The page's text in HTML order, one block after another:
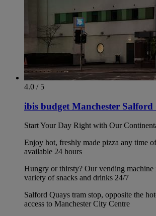
4.0 / 5
ibis budget Manchester Salford
Start Your Day Right with Our
Enjoy hot, freshly made pizza any time
available 24 hours
Hungry or thirsty? Our vending machine
variety of snacks and drinks 24/7
Salford Quays tram stop, opposite the
access to Manchester City Centre